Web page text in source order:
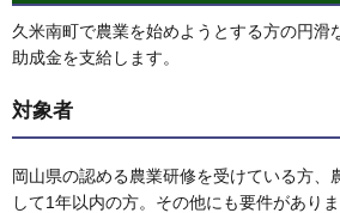
久米南町で農業を始めようとする方の円滑
助成金を支給します。
対象者
岡山県の認める農業研修を受けている方、
して1年以内の方。その他にも要件があり